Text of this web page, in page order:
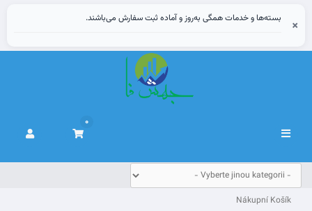
بسته‌ها و خدمات همگی به‌روز و آماده ثبت سفارش می‌باشند. ×
Přepnout
0
Nákupní Košík